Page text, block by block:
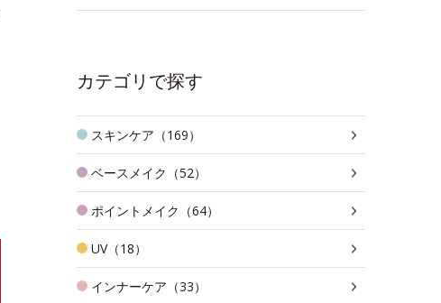
カテゴリで探す
スキンケア（169）
ベースメイク（52）
ポイントメイク（64）
UV（18）
インナーケア（33）